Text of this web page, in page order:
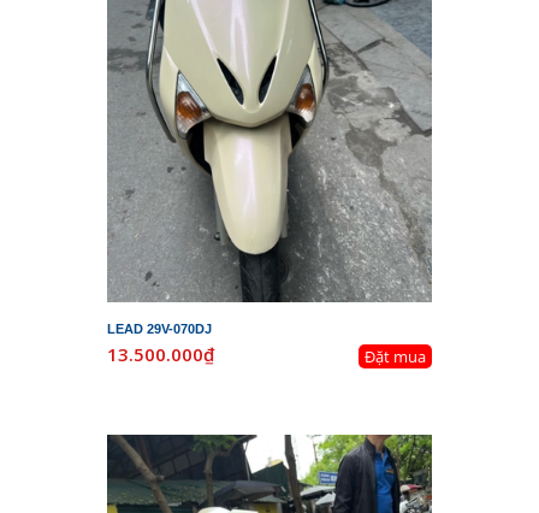
LEAD 29V-070DJ
13.500.000₫ Đặt mua